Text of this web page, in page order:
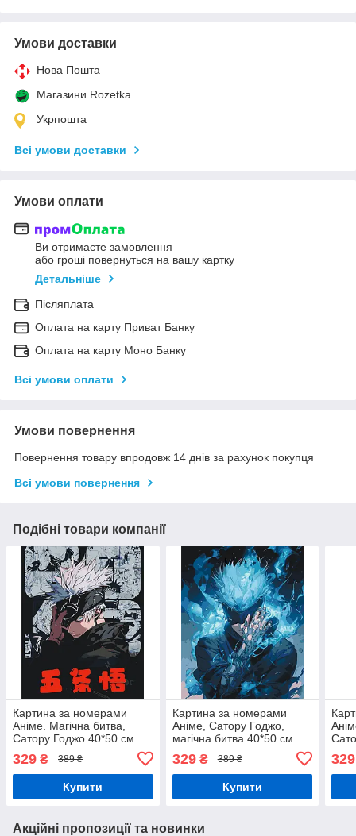
Умови доставки
Нова Пошта
Магазини Rozetka
Укрпошта
Всі умови доставки
Умови оплати
Ви отримаєте замовлення
або гроші повернуться на вашу картку
Детальніше
Післяплата
Оплата на карту Приват Банку
Оплата на карту Моно Банку
Всі умови оплати
Умови повернення
Повернення товару впродовж 14 днів за рахунок покупця
Всі умови повернення
Подібні товари компанії
Картина за номерами
Аніме. Магічна битва,
Сатору Годжо 40*50 см
329 ₴ 389 ₴
Купити
Картина за номерами
Аніме, Сатору Годжо,
магічна битва 40*50 см
pbn-a Орігамі LW 31230
329₴ 389 ₴
Купити
329
Акційні пропозиції та новинки